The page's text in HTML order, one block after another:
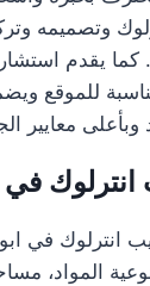
وتصميمه
كما يقدم
للموقع
معايير
انترلوك
انترلوك في
المواد،